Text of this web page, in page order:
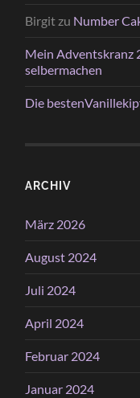
Birgit zu Number
Mein Adventskranz
selbermachen
Die
ARCHIV
März 2026
August 2024
Juli 2024
April 2024
Februar 2024
Januar 2024